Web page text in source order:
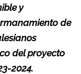
y
de
del proyecto
2024.